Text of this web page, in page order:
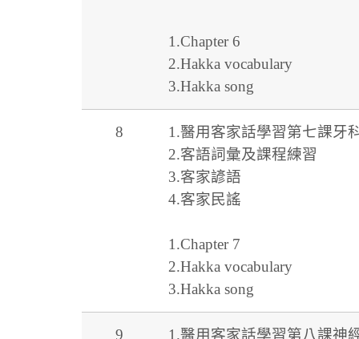
1.Chapter 6
2.Hakka vocabulary
3.Hakka song
8
1.醫用客家話學習第七課牙
2.客語詞彙及課程練習
3.客家諺語
4.客家民謠
1.Chapter 7
2.Hakka vocabulary
3.Hakka song
9
1.醫用客家話學習第八課神